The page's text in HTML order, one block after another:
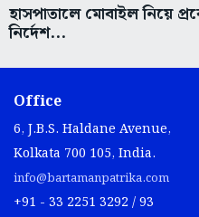
হাসপাতালে মোবাইল নিয়ে
নির্দেশ...
Office
6, J.B.S. Haldane Avenue,
Kolkata 700 105, India.
info@bartamanpatrika.com
+91 - 33 2251 3292 / 93